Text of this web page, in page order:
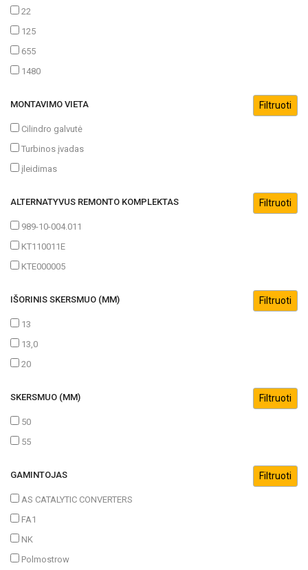
22
125
655
1480
MONTAVIMO VIETA
Cilindro galvutė
Turbinos įvadas
įleidimas
ALTERNATYVUS REMONTO KOMPLEKTAS
989-10-004.011
KT110011E
KTE000005
IŠORINIS SKERSMUO (MM)
13
13,0
20
SKERSMUO (MM)
50
55
GAMINTOJAS
AS CATALYTIC CONVERTERS
FA1
NK
Polmostrow